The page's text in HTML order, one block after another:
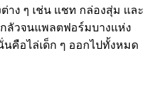
าง ๆ เช่น แชท กล่องสุ่ม และ
ลัวจนแพลตฟอร์มบางแห่ง
คือไล่เด็ก ๆ ออกไปทั้งหมด